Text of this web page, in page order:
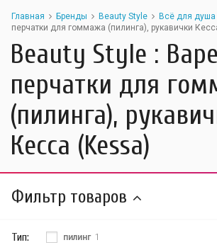
Главная Бренды Beauty Style Всё для
перчатки для гоммажа (пилинга), рукавички
Beauty Style :
перчатки для
(пилинга),
Кесса (Kessa)
Фильтр товаров
Тип: пилинг 1